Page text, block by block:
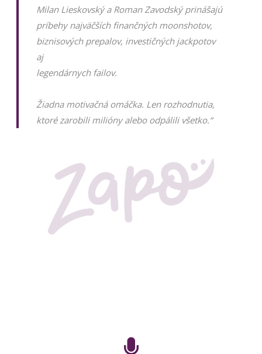
Milan Lieskovský a Roman Zavodský prinášajú
príbehy najväčších finančných moonshotov,
biznisových prepalov, investičných jackpotov
aj
legendárnych failov.
Žiadna motivačná omáčka. Len rozhodnutia,
ktoré zarobili milióny alebo odpálili všetko.“